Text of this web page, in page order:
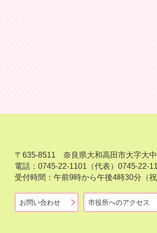
〒635-8511 奈良県大和高田市大字大
電話：0745-22-1101（代表） 0745-22-
受付時間：午前9時から午後4時30分（
お問い合わせ 市役所へのアクセス